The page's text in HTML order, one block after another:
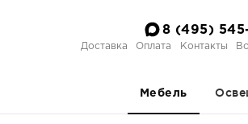
8 (495)
Доставка Оплата Контакты
Мебель